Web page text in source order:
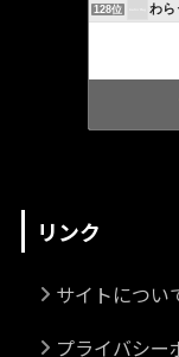
128位 わら
リンク
サイトについ
プライバシー